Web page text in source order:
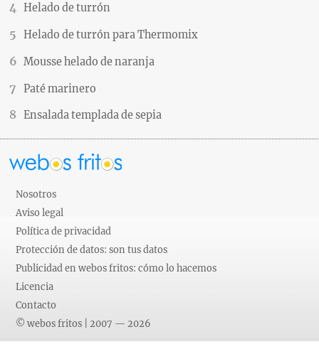
Helado de turrón
Helado de turrón para Thermomix
Mousse helado de naranja
Paté marinero
Ensalada templada de sepia
Nosotros
Aviso legal
Política de privacidad
Protección de datos: son tus datos
Publicidad en webos fritos: cómo lo hacemos
Licencia
Contacto
© webos fritos | 2007 — 2026